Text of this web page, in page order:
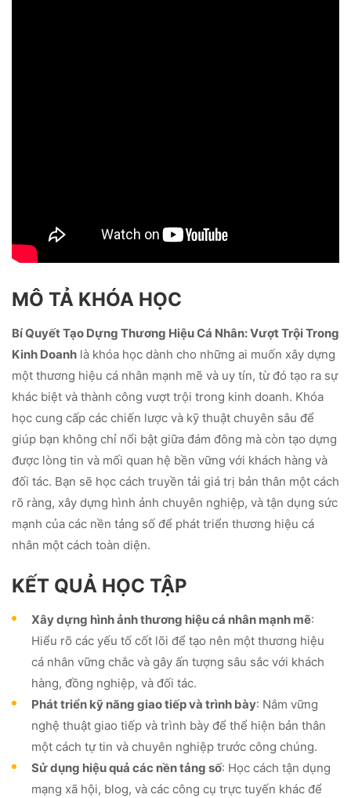
MÔ TẢ KHÓA HỌC
Bí Quyết Tạo Dựng Thương Hiệu Cá Nhân: Vượt Trội Trong
Kinh Doanh là khóa học dành cho những ai muốn xây dựng
một thương hiệu cá nhân mạnh mẽ và uy tín, từ đó tạo ra sự
khác biệt và thành công vượt trội trong kinh doanh. Khóa
học cung cấp các chiến lược và kỹ thuật chuyên sâu để
giúp bạn không chỉ nổi bật giữa đám đông mà còn tạo dựng
được lòng tin và mối quan hệ bền vững với khách hàng và
đối tác. Bạn sẽ học cách truyền tải giá trị bản thân một cách
rõ ràng, xây dựng hình ảnh chuyên nghiệp, và tận dụng sức
mạnh của các nền tảng số để phát triển thương hiệu cá
nhân một cách toàn diện.
KẾT QUẢ HỌC TẬP
Xây dựng hình ảnh thương hiệu cá nhân mạnh mẽ:
Hiểu rõ các yếu tố cốt lõi để tạo nên một thương hiệu
cá nhân vững chắc và gây ấn tượng sâu sắc với khách
hàng, đồng nghiệp, và đối tác.
Phát triển kỹ năng giao tiếp và trình bày: Nắm vững
nghệ thuật giao tiếp và trình bày để thể hiện bản thân
một cách tự tin và chuyên nghiệp trước công chúng.
Sử dụng hiệu quả các nền tảng số: Học cách tận dụng
mạng xã hội, blog, và các công cụ trực tuyến khác để